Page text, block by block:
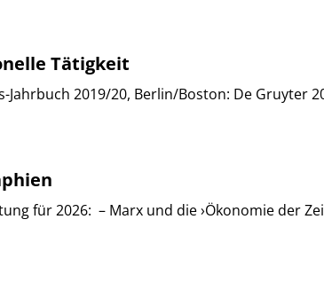
Tätigkeit
Jahrbuch 2019/20, Berlin/Boston: De Gruyter
für 2026: – Marx und die ›Ökonomie der